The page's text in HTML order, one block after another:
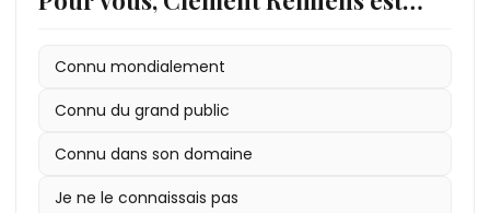
Connu mondialement
Connu du grand public
Connu dans son domaine
Je ne le connaissais pas